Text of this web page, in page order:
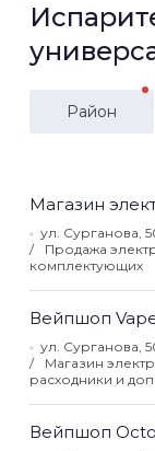
Район
Магазин
ул. Сурганова,
Продажа
комплектующих
Вейпшоп
ул. Сурганова,
Магазин
расходники и
Вейпшоп